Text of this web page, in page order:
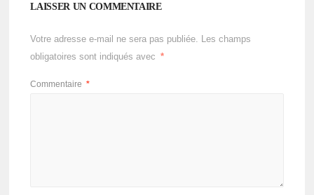
LAISSER UN COMMENTAIRE
Votre adresse e-mail ne sera pas publiée. Les champs
obligatoires sont indiqués avec
*
Commentaire *